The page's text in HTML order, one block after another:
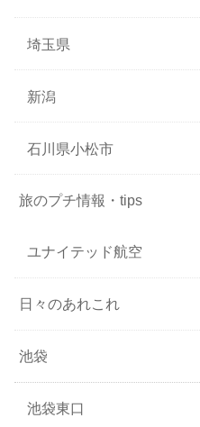
埼玉県
新潟
石川県小松市
旅のプチ情報・tips
ユナイテッド航空
日々のあれこれ
池袋
池袋東口